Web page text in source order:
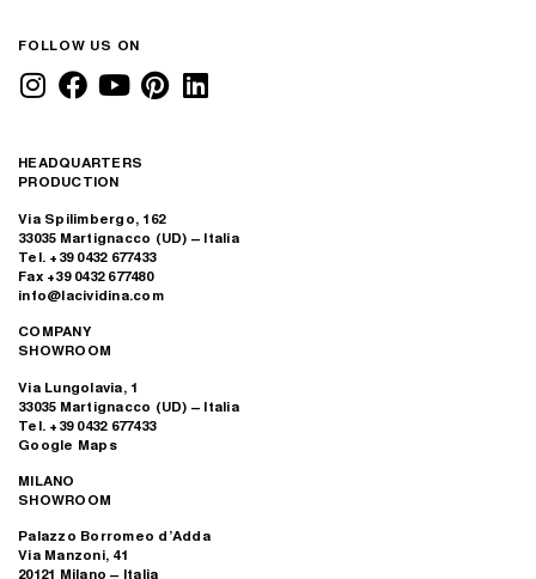
FOLLOW US ON
HEADQUARTERS
PRODUCTION
Via Spilimbergo, 162
33035 Martignacco (UD) – Italia
Tel. +39 0432 677433
Fax +39 0432 677480
info@lacividina.com
COMPANY
SHOWROOM
Via Lungolavia, 1
33035 Martignacco (UD) – Italia
Tel. +39 0432 677433
Google Maps
MILANO
SHOWROOM
Palazzo Borromeo d’Adda
Via Manzoni, 41
20121 Milano – Italia